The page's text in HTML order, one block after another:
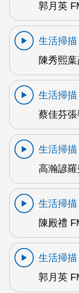
郭月英
生活掃描
陳秀熙
生活掃描
蔡佳芬
生活掃描
高瀚諺
生活掃描
陳殿禮
生活掃描
郭月英